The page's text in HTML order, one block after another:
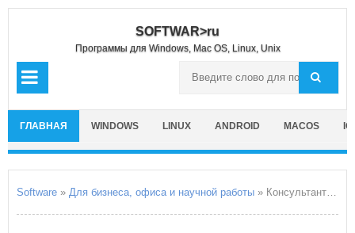
SOFTWAR>ru
Программы для Windows, Mac OS, Linux, Unix
ГЛАВНАЯ WINDOWS LINUX ANDROID MACOS
Software » Для бизнеса, офиса и научной работы » Консультант Плюс. Пополнения для федеральных баз с 01.04.2024 по 27.04.2024 года